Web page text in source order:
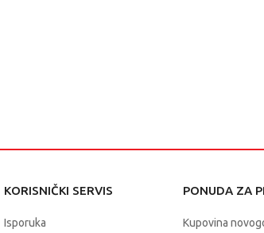
KORISNIČKI SERVIS
Isporuka
PONUDA ZA
Kupovina